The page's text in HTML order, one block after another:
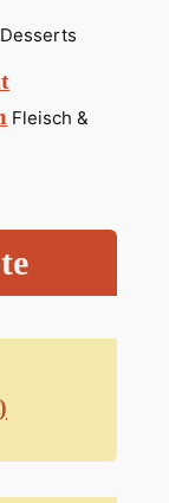
Fleisch &